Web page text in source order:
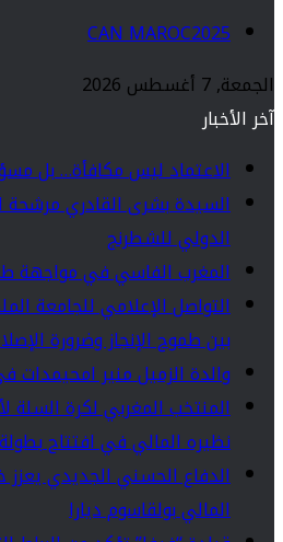
CAN MAROC2025
الجمعة, 7 أغسطس 2026
آخر الأخبار
الاعتماد ليس مكافأة… بل
السيدة بشرى القادري مرشحة
الدولي للشطرنج
المغرب الفاسي في مواجهة
التواصل الإعلامي للجامعة
بين طموح الإنجاز وضرورة
والدة الزميل منير امحيمدات
نظيره المالي في افتتاح بطولة
الدفاع الحسني الجديدي
المالي بولقاسوم ديارا